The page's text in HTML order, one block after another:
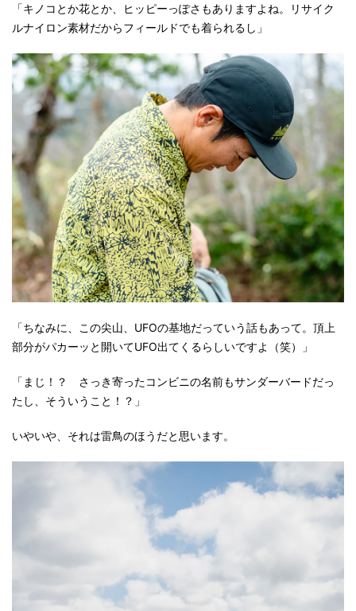
「キノコとか花とか、ヒッピーっぽさもありますよね。リサイク
ルナイロン素材だからフィールドでも着られるし」
「ちなみに、この尖山、UFOの基地だっていう話もあって。頂上
部分がパカーッと開いてUFO出てくるらしいですよ（笑）」
「まじ！？ さっき寄ったコンビニの名前もサンダーバードだっ
たし、そういうこと！？」
いやいや、それは雷鳥のほうだと思います。